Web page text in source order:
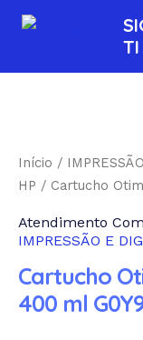
para
conteúdo
TI
Início /
HP / Cartucho
Atendimento
IMPRESSÃO E
Cartucho
400 ml